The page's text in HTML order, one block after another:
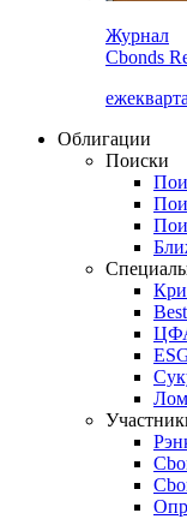
Журнал
Cbonds
Облигации
Поиски